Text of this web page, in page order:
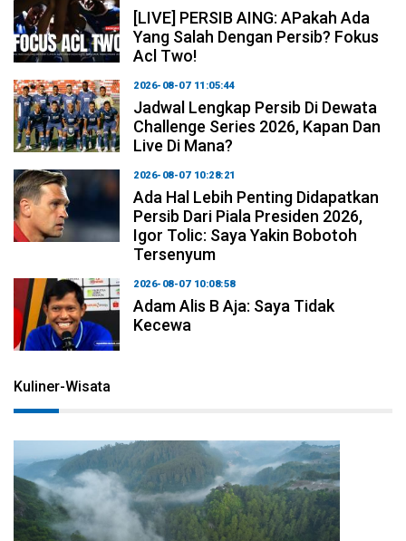
[LIVE] PERSIB AING: APakah Ada
Yang Salah Dengan Persib? Fokus
Acl Two!
2026-08-07 11:05:44
Jadwal Lengkap Persib Di Dewata
Challenge Series 2026, Kapan Dan
Live Di Mana?
2026-08-07 10:28:21
Ada Hal Lebih Penting Didapatkan
Persib Dari Piala Presiden 2026,
Igor Tolic: Saya Yakin Bobotoh
Tersenyum
2026-08-07 10:08:58
Adam Alis B Aja: Saya Tidak
Kecewa
Kuliner-Wisata